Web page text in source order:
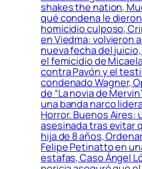
shakes the nation,
qué condena le
homicidio culposo,
en Viedma: volvieron
nueva fecha del
el femicidio de
contra Pavón y el
condenado Wagner,
de “La novia de
una banda narco
Horror. Buenos Aires:
asesinada tras evitar
hija de 8 años,
Felipe Petinatto en
estafas, Caso Ángel